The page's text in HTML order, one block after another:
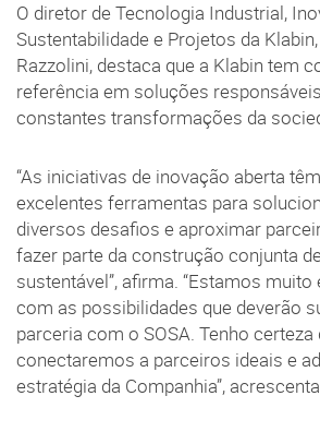
O diretor de Tecnologia Industrial,
Sustentabilidade e Projetos da
Razzolini, destaca que a Klabin tem
referência em soluções
constantes transformações da
“As iniciativas de inovação aberta
excelentes ferramentas para
diversos desafios e aproximar
fazer parte da construção conjunta
sustentável”, afirma. “Estamos
com as possibilidades que deverão
parceria com o SOSA. Tenho certeza
conectaremos a parceiros ideais e
estratégia da Companhia”,